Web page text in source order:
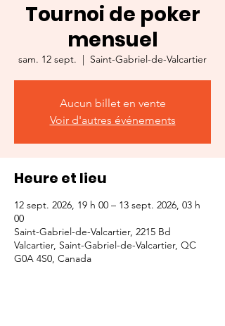
Tournoi de poker
mensuel
sam. 12 sept.
  |
Saint-Gabriel-de-Valcartier
Aucun billet en vente
Voir d'autres événements
Heure et lieu
12 sept. 2026, 19 h 00 – 13 sept. 2026, 03 h
00
Saint-Gabriel-de-Valcartier, 2215 Bd
Valcartier, Saint-Gabriel-de-Valcartier, QC
G0A 4S0, Canada